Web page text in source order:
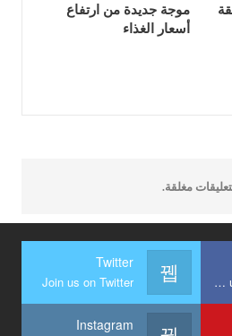
موجة جديدة من ارتفاع
أسعار الغذاء
مغلقة.
Join us on Facebook
Twitter
Join us on Twitter
Instagram